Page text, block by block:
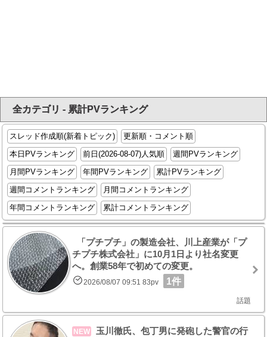
全カテゴリ - 累計PVランキング
スレッド作成順(新着トピック)
更新順・コメント順
本日PVランキング
前日(2026-08-07)人気順
週間PVランキング
月間PVランキング
年間PVランキング
累計PVランキング
週間コメントランキング
月間コメントランキング
年間コメントランキング
累計コメントランキング
「プチプチ」の製造会社、川上産業が「プ
チプチ株式会社」に10月1日より社名変更
へ。創業58年で初めての変更。
2026/08/07 09:51 83pv 1件
話題
NEW
玉川徹氏、包丁男に発砲した警官の行